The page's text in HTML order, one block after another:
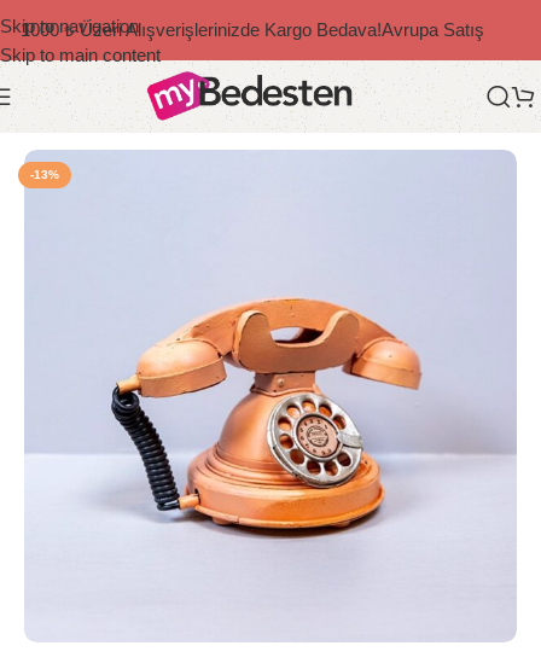
Skip to navigation
Skip to main content
1000 ₺ Üzeri Alışverişlerinizde Kargo Bedava!Avrupa Satış
Ana Sayfa Dekoratif Ürünler / Retro
-13%